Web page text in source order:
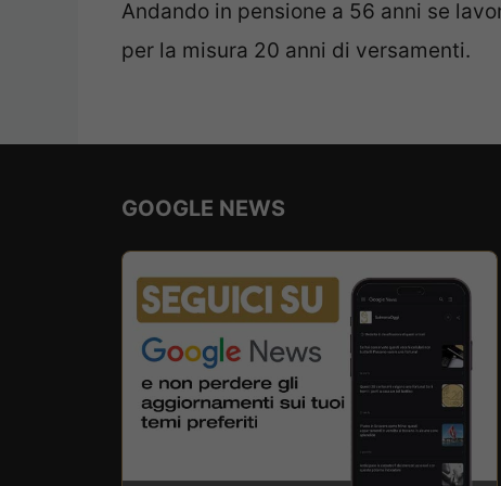
Andando in pensione a 56 anni se
per la misura 20 anni di versamenti.
GOOGLE NEWS